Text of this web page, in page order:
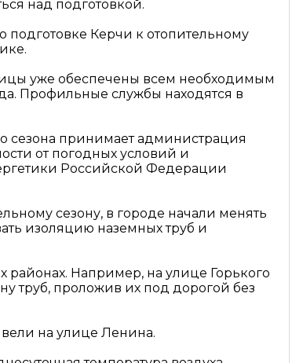
над подготовкой.
Керчи к отопительному
уже обеспечены всем необходимым
Профильные службы находятся в
сезона принимает администрация
от погодных условий и
Российской Федерации
сезону, в городе начали менять
изоляцию наземных труб и
Например, на улице Горького
труб, проложив их под дорогой без
вели на улице Ленина.